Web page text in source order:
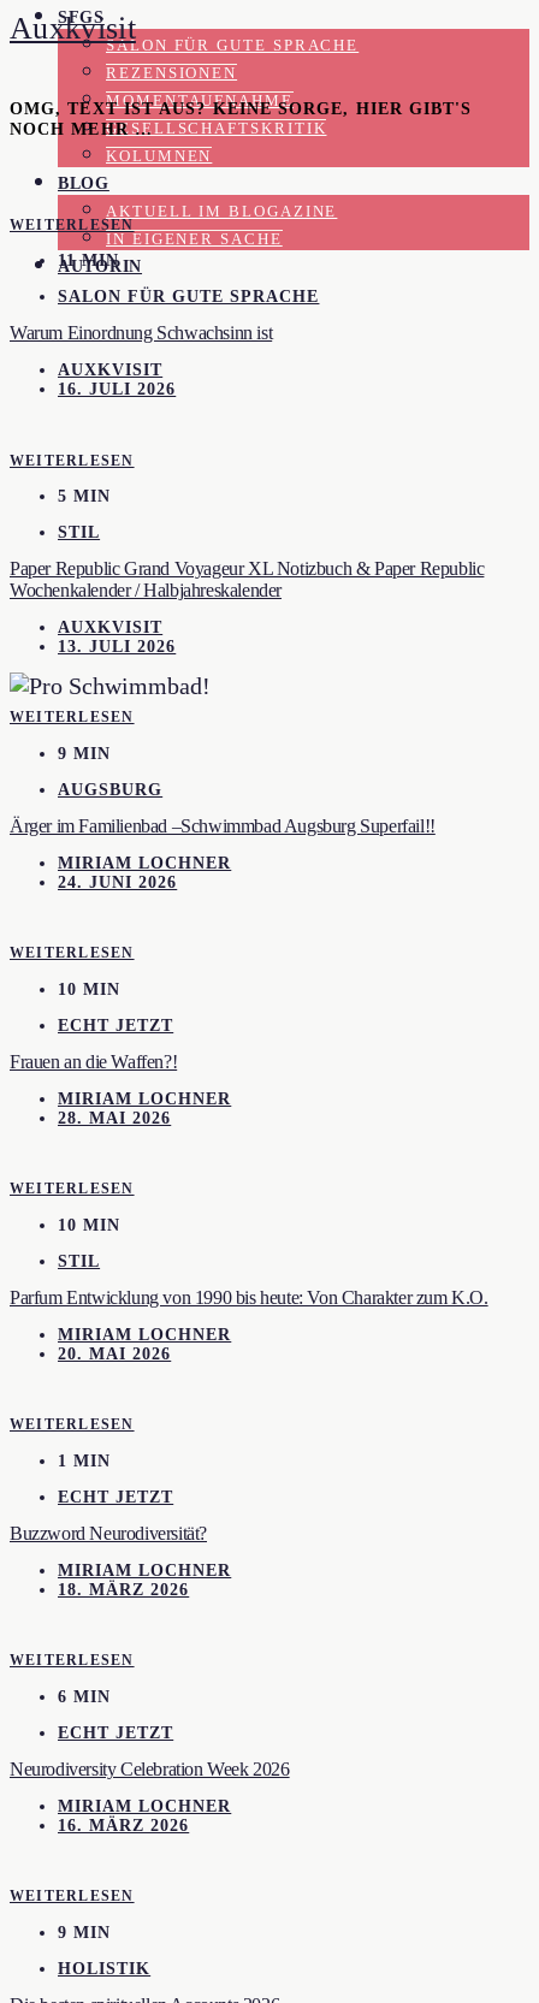
SFGS
SALON FÜR GUTE SPRACHE
REZENSIONEN
MOMENTAUFNAHME
GESELLSCHAFTSKRITIK
KOLUMNEN
BLOG
AKTUELL IM BLOGAZINE
IN EIGENER SACHE
AUTORIN
Auxkvisit
OMG, TEXT IST AUS? KEINE SORGE, HIER GIBT'S
NOCH MEHR …
WEITERLESEN
11 MIN
SALON FÜR GUTE SPRACHE
Warum Einordnung Schwachsinn ist
AUXKVISIT
16. JULI 2026
WEITERLESEN
5 MIN
STIL
Paper Republic Grand Voyageur XL Notizbuch & Paper Republic
Wochenkalender / Halbjahreskalender
AUXKVISIT
13. JULI 2026
WEITERLESEN
9 MIN
AUGSBURG
Ärger im Familienbad –Schwimmbad Augsburg Superfail!!
MIRIAM LOCHNER
24. JUNI 2026
WEITERLESEN
10 MIN
ECHT JETZT
Frauen an die Waffen?!
MIRIAM LOCHNER
28. MAI 2026
WEITERLESEN
10 MIN
STIL
Parfum Entwicklung von 1990 bis heute: Von Charakter zum K.O.
MIRIAM LOCHNER
20. MAI 2026
WEITERLESEN
1 MIN
ECHT JETZT
Buzzword Neurodiversität?
MIRIAM LOCHNER
18. MÄRZ 2026
WEITERLESEN
6 MIN
ECHT JETZT
Neurodiversity Celebration Week 2026
MIRIAM LOCHNER
16. MÄRZ 2026
WEITERLESEN
9 MIN
HOLISTIK